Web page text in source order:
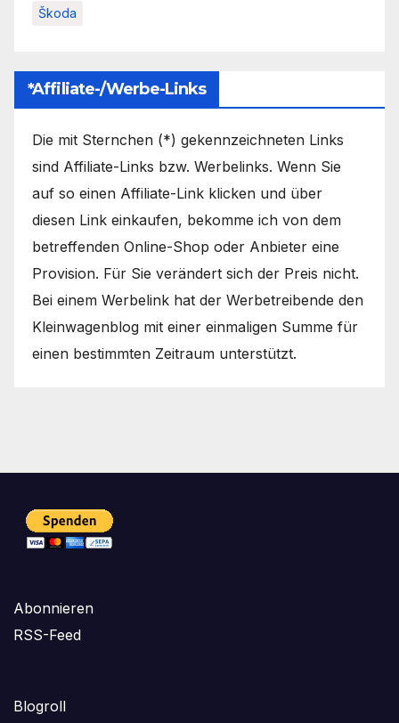
Škoda
*Affiliate-/Werbe-Links
Die mit Sternchen (*) gekennzeichneten Links
sind Affiliate-Links bzw. Werbelinks. Wenn Sie
auf so einen Affiliate-Link klicken und über
diesen Link einkaufen, bekomme ich von dem
betreffenden Online-Shop oder Anbieter eine
Provision. Für Sie verändert sich der Preis nicht.
Bei einem Werbelink hat der Werbetreibende den
Kleinwagenblog mit einer einmaligen Summe für
einen bestimmten Zeitraum unterstützt.
Abonnieren
RSS-Feed
Blogroll